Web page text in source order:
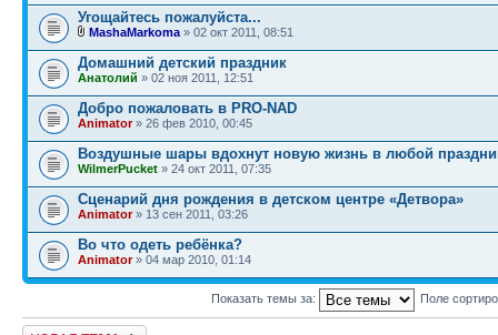
Угощайтесь пожалуйста...
MashaMarkoma » 02 окт 2011, 08:51
Домашний детский праздник
Анатолий » 02 ноя 2011, 12:51
Добро пожаловать в PRO-NAD
Animator» 26 фев 2010, 00:45
Воздушные шары вдохнут новую жизнь в любой
WilmerPucket » 24 окт 2011, 07:35
Сценарий дня рождения в детском центре «Детвора»
Animator» 13 сен 2011, 03:26
Во что одеть ребёнка?
Animator» 04 мар 2010, 01:14
Показать темы за: Поле
Новая тема